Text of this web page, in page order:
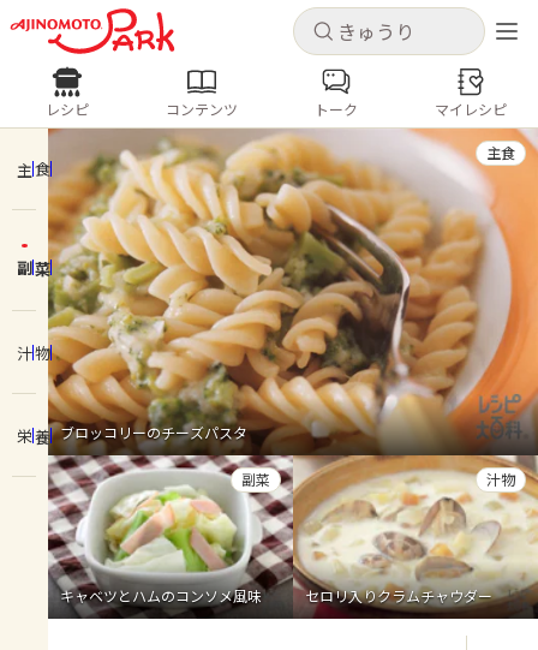
キャンセル
ログインするとレシピを保存できます
ログイン 新規登録
ホーム
コンテンツ
レシピ
トーク
よくあるお問い合わせ
お買い物
キャンセル
レシピ コンテンツ
人気の食材・レシピ
きゅうり なす トマト
とうもろこし
ピーマン
みょうが ゴーヤ
レシピ コンテンツ トーク マイレシピ
主食
副菜
汁物
栄養 ブロッコリーのチーズパスタ
主食
キャベツとハムのコンソメ風味
副菜
セロリ入りクラムチャウダー
汁物